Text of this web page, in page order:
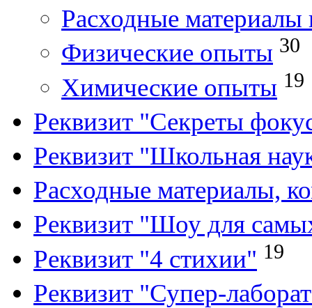
Расходные материалы
Физические опыты 30
Химические опыты 19
Реквизит "Секреты
Реквизит "Школьная
Расходные материалы,
Реквизит "Шоу для
Реквизит "4 стихии" 19
Реквизит "Супер-